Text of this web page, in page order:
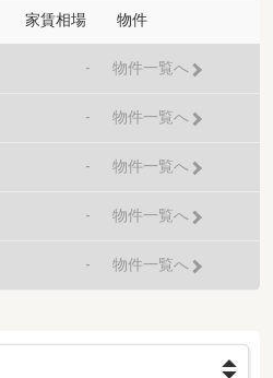
家賃相場 物件
- 物件一覧へ
- 物件一覧へ
- 物件一覧へ
- 物件一覧へ
- 物件一覧へ